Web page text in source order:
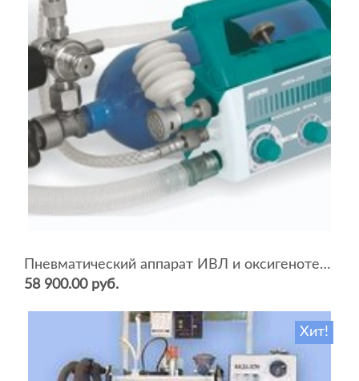
Пневматический аппарат ИВЛ и оксигенотерапии портативный АИВЛп-2/20-«ТМТ»
58 900.00 руб.
Хит!